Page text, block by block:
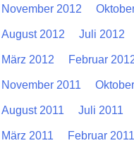
November 2012
August 2012 Juli 2012
März 2012 Februar
November 2011
August 2011 Juli 2011
März 2011 Februar 2011